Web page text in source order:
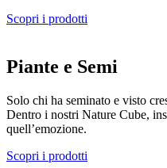
Scopri i prodotti
Piante e Semi
Solo chi ha seminato e visto
Dentro i nostri Nature Cube,
quell’emozione.
Scopri i prodotti